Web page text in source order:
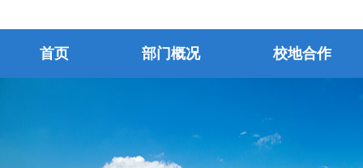
首页 部门概况 校地合作